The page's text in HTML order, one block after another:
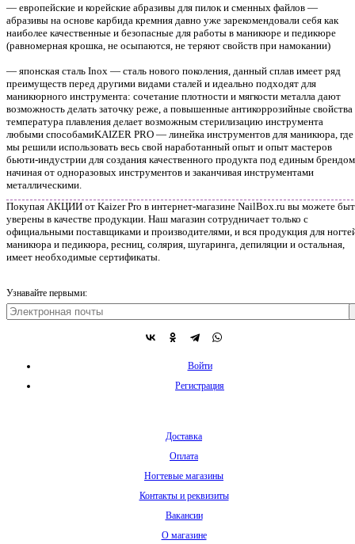
— европейские и корейские абразивы для пилок и сменных файлов —
абразивы на основе карбида кремния давно уже зарекомендовали себя как
наиболее качественные и безопасные для работы в маникюре и педикюре
(равномерная крошка, не осыпаются, не теряют свойств при намокании)
— японская сталь Inox — сталь нового поколения, данный сплав имеет ряд
преимуществ перед другими видами сталей и идеально подходят для
маникюрного инструмента: сочетание плотности и мягкости металла дают
возможность делать заточку реже, а повышенные антикоррозийные свойства
температура плавления делает возможным стерилизацию инструмента
любыми способамиKAIZER PRO — линейка инструментов для маникюра, где
мы решили использовать весь свой наработанный опыт и опыт мастеров
бьюти-индустрии для создания качественного продукта под единым брендом
начиная от одноразовых инструментов и заканчивая инструментами
металлическими.
Покупая АКЦИИ от Kaizer Pro в интернет-магазине NailBox.ru вы можете
уверены в качестве продукции. Наш магазин сотрудничает только с
официальными поставщиками и производителями, и вся продукция для
маникюра и педикюра, ресниц, солярия, шугаринга, депиляции и остальная,
имеет необходимые сертификаты.
Узнавайте первыми:
Войти
Регистрация
Доставка
Оплата
Ногтевые магазины
Контакты и реквизиты
Вакансии
О магазине